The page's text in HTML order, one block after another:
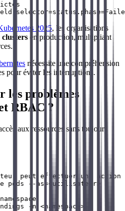
2025, les organisations
clusters en production, multipliant
nécessite une compréhension
pour éviter les interruptions.
les problèmes
RBAC ?
aux ressources sans toujours
peut effectuer une action
pods --as=<utilisateur>
-n <namespace>